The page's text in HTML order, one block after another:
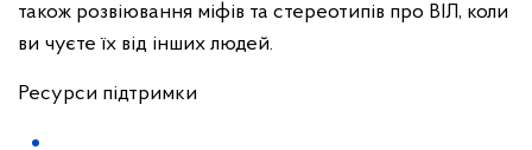
також розвіювання міфів та стереотипів про ВІЛ, коли
ви чуєте їх від інших людей.
Ресурси підтримки